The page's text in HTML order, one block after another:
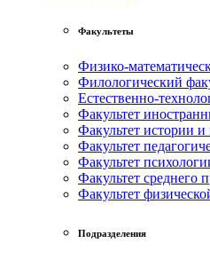
Факультеты
Физико-
Филологический
Естественно-
Факультет
Факультет истории и
Факультет
Факультет
Факультет среднего
Факультет
Подразделения